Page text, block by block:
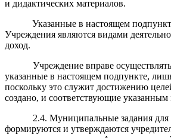
и дидактических материалов.
Указанные в настоящем
Учреждения являются видами
доход.
Учреждение вправе
указанные в настоящем подпункте,
поскольку это служит достижению
создано, и соответствующие указанным
2.4. Муниципальные задания
формируются и утверждаются